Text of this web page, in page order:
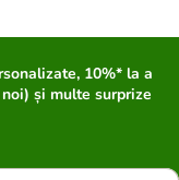
10%* la a
și multe surprize